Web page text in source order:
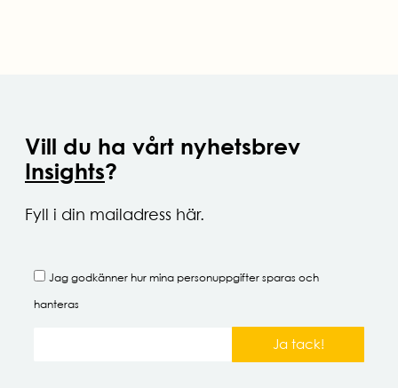
Vill du ha vårt nyhetsbrev
Insights?
Fyll i din mailadress här.
Jag godkänner hur mina personuppgifter sparas och
hanteras
Ja tack!